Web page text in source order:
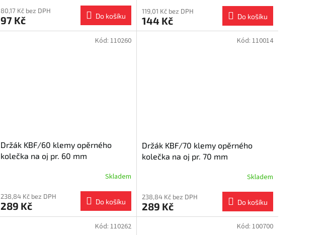
80,17 Kč bez DPH
97 Kč Do košíku
119,01 Kč bez DPH
144 Kč Do košíku
Držák KBF/60 klemy opěrného
kolečka na oj pr. 60 mm
Skladem
238,84 Kč bez DPH
289 Kč Do košíku
Kód: 110260
Držák KBF/70 klemy opěrného
kolečka na oj pr. 70 mm
Skladem
238,84 Kč bez DPH
289 Kč Do košíku
Kód: 110014
Kód: 110262 Kód: 100700